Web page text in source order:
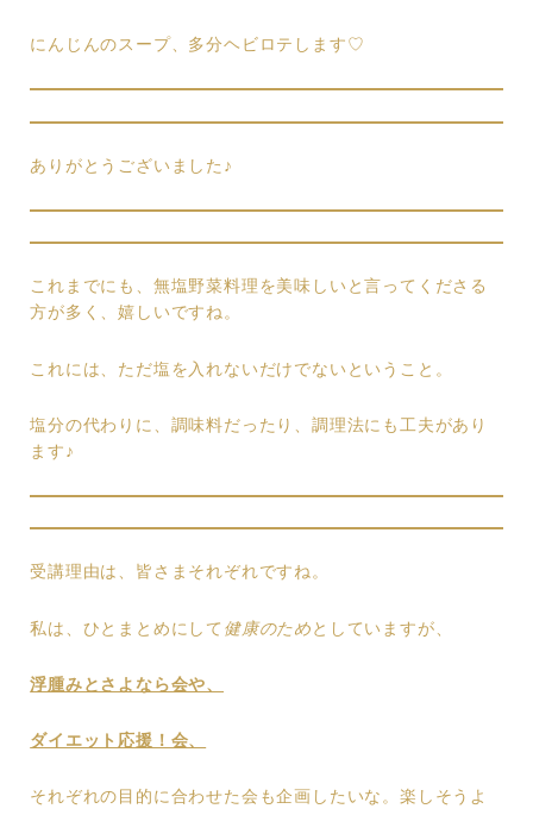
にんじんのスープ、多分ヘビロテします♡
ありがとうございました♪
これまでにも、無塩野菜料理を美味しいと言ってくださる
方が多く、嬉しいですね。
これには、ただ塩を入れないだけでないということ。
塩分の代わりに、調味料だったり、調理法にも工夫があり
ます♪
受講理由は、皆さまそれぞれですね。
私は、ひとまとめにして 健康のため としていますが、
浮腫みとさよなら会や、
ダイエット応援！会、
それぞれの目的に合わせた会も企画したいな。楽しそうよ